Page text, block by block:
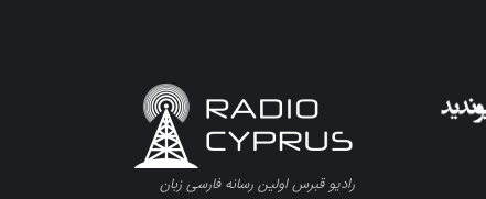
رادیو قبرس اولین رسانه فارسی زبان